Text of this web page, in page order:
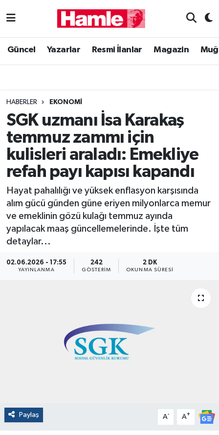
Güncel Yazarlar Resmi İlanlar Magazin
HABERLER EKONOMI
SGK uzmanı İsa Karakaş
temmuz zammı için
kulisleri araladı: Emekliye
refah payı kapısı kapandı
Hayat pahalılığı ve yüksek enflasyon karşısında
alım gücü günden güne eriyen milyonlarca memur
ve emeklinin gözü kulağı temmuz ayında
yapılacak maaş güncellemelerinde. İşte tüm
detaylar...
02.06.2026 - 17:55
YAYINLANMA
242
GÖSTERIM
2 DK
OKUNMA SÜRESI
Paylaş A- A+
Güncel
Magazin
Muğla Haber
Siyaset
Muğla Nöbetçi Eczaneler
Muğla Trafik Yoğunluk Haritası
Süper Lig Puan Durumu ve Fikstür
Tüm Manşetler
Son Dakika Haberleri
Haber Arşivi